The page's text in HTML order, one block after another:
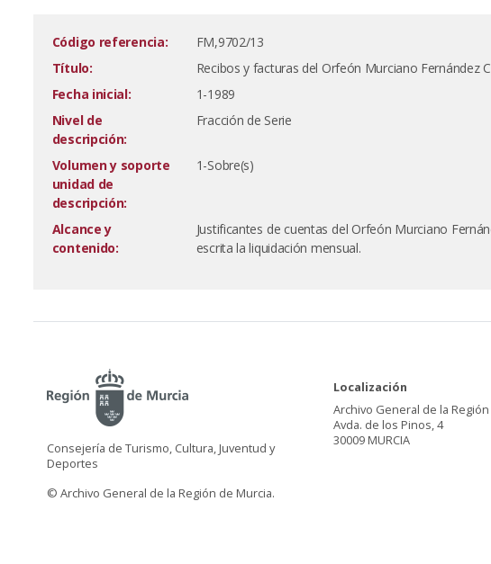
Código referencia:
FM,9702/13
Título:
Recibos y facturas del Orfeón Murciano Fernández
Fecha inicial:
1-1989
Nivel de
descripción:
Fracción de Serie
Volumen y soporte
unidad de
descripción:
1-Sobre(s)
Alcance y
contenido:
Justificantes de cuentas del Orfeón Murciano
escrita la liquidación mensual.
Consejería de Turismo, Cultura, Juventud y
Deportes
© Archivo General de la Región de Murcia.
Localización
Archivo General de la
Avda. de los Pinos, 4
30009 MURCIA